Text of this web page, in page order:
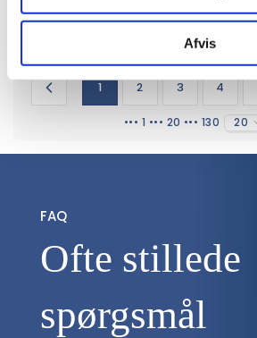
Afvis
1 2 3 4
••• 1 ••• 20 ••• 130 20
FAQ
Ofte stillede
spørgsmål